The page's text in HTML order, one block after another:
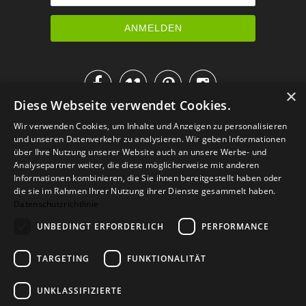

IM KATALOG BLÄTTERN
Versand Zahlarten
Retoure
Widerrufsformular
×
Diese Webseite verwendet Cookies.
Wir verwenden Cookies, um Inhalte und Anzeigen zu personalisieren
und unseren Datenverkehr zu analysieren. Wir geben Informationen
über Ihre Nutzung unserer Website auch an unsere Werbe- und
Analysepartner weiter, die diese möglicherweise mit anderen
Informationen kombinieren, die Sie ihnen bereitgestellt haben oder
die sie im Rahmen Ihrer Nutzung ihrer Dienste gesammelt haben.
Datenschutzrichtlinie
UNBEDINGT ERFORDERLICH
PERFORMANCE
TARGETING FUNKTIONALITÄT
UNKLASSIFIZIERTE